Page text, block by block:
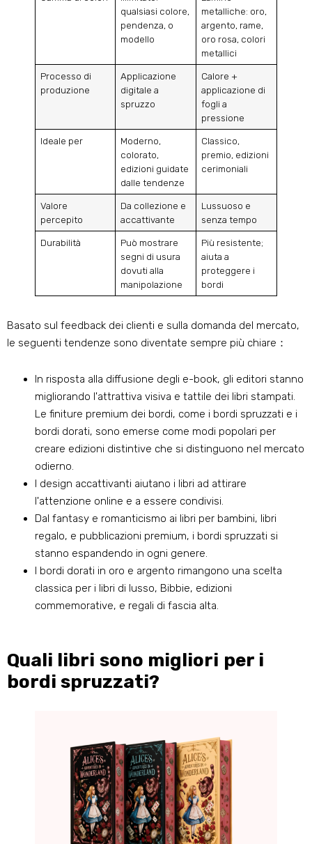
qualsiasi colore,
pendenza, o
modello
metalliche: oro,
argento, rame,
oro rosa, colori
metallici
Processo di
produzione
Applicazione
digitale a
spruzzo
Calore +
applicazione di
fogli a
pressione
Ideale per
Moderno,
colorato,
edizioni guidate
dalle tendenze
Classico,
premio, edizioni
cerimoniali
Valore
percepito
Da collezione e
accattivante
Lussuoso e
senza tempo
Durabilità
Può mostrare
segni di usura
dovuti alla
manipolazione
Più resistente;
aiuta a
proteggere i
bordi
Basato sul feedback dei clienti e sulla domanda del mercato,
le seguenti tendenze sono diventate sempre più chiare：
In risposta alla diffusione degli e-book, gli editori stanno
migliorando l'attrattiva visiva e tattile dei libri stampati.
Le finiture premium dei bordi, come i bordi spruzzati e i
bordi dorati, sono emerse come modi popolari per
creare edizioni distintive che si distinguono nel mercato
odierno.
I design accattivanti aiutano i libri ad attirare
l'attenzione online e a essere condivisi.
Dal fantasy e romanticismo ai libri per bambini, libri
regalo, e pubblicazioni premium, i bordi spruzzati si
stanno espandendo in ogni genere.
I bordi dorati in oro e argento rimangono una scelta
classica per i libri di lusso, Bibbie, edizioni
commemorative, e regali di fascia alta.
Quali libri sono migliori per i
bordi spruzzati?